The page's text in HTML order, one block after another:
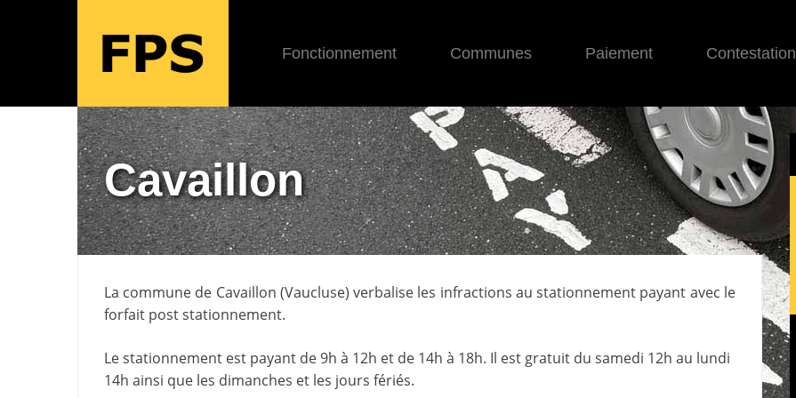
Fonctionnement Communes Paiement Contestation
Cavaillon
La commune de Cavaillon (Vaucluse) verbalise les infractions au stationnement payant avec le
forfait post stationnement.
Le stationnement est payant de 9h à 12h et de 14h à 18h. Il est gratuit du samedi 12h au lundi
14h ainsi que les dimanches et les jours fériés.